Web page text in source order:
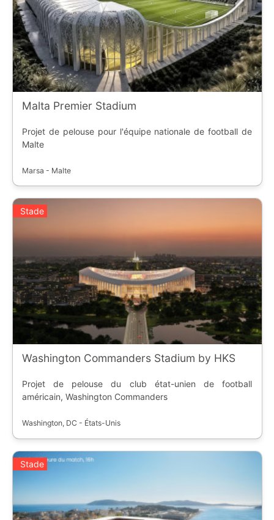
Malta Premier Stadium
Projet de pelouse pour l'équipe nationale de football de
Malte
Marsa - Malte
Stade
Washington Commanders Stadium by HKS
Projet de pelouse du club état-unien de football
américain, Washington Commanders
Washington, DC - États-Unis
Stade